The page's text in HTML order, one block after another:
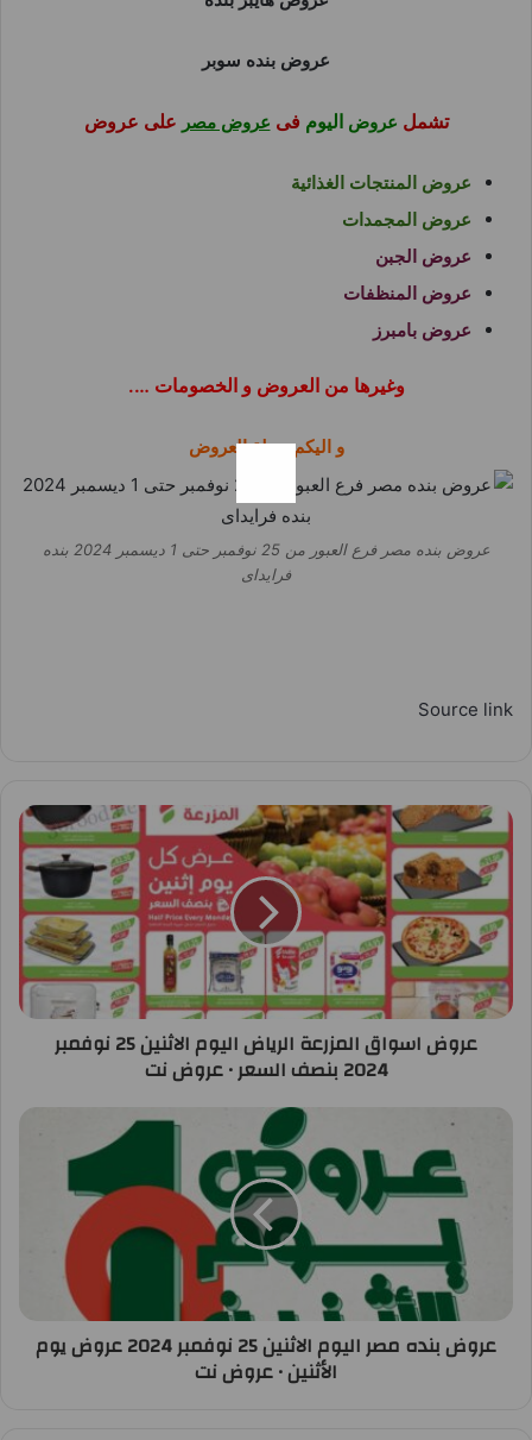
عروض بنده سوبر
تشمل عروض اليوم فى عروض مصر على عروض
عروض المنتجات الغذائية
عروض المجمدات
عروض الجبن
عروض المنظفات
عروض بامبرز
وغيرها من العروض و الخصومات ….
و اليكم مجلة العروض
عروض بنده مصر فرع العبور من 25 نوفمبر حتى 1 ديسمبر 2024 بنده
فرايداى
Source link
عروض اسواق المزرعة الرياض اليوم الاثنين 25 نوفمبر
2024 بنصف السعر • عروض نت
عروض بنده مصر اليوم الاثنين 25 نوفمبر 2024 عروض يوم
الأثنين • عروض نت